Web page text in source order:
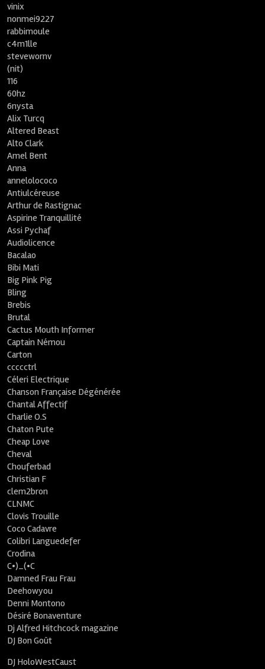
vinix
nonmei9227
rabbimoule
c4m1lle
stevewornv
(nit)
116
60hz
6nysta
Alix Turcq
Altered Beast
Alto Clark
Amel Bent
Anna
annelolococo
Antiulcéreuse
Arthur de Rastignac
Aspirine Tranquillité
Assi Pychaf
Audiolicence
Bacalao
Bibi Mati
Big Pink Pig
Bling
Brebis
Brutal
Cactus Mouth Informer
Captain Némou
Carton
ccccctrl
Céleri Electrique
Chanson Française Dégénérée
Chantal Affectif
Charlie O.S
Chaton Pute
Cheap Love
Cheval
Chouferbad
Christian F
clem2bron
CLNMC
Clovis Trouille
Coco Cadavre
Colibri Languedefer
Crodina
C•)_(•C
Damned Frau Frau
Deehowyou
Denni Montono
Désiré Bonaventure
Dj Alfred Hitchcock magazine
DJ Bon Goût
DJ HoloWestCaust